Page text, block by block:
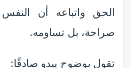
الحق واتباعه أن
صراحة، بل تساومه.
تقول بوضوح يبدو صادقًا: